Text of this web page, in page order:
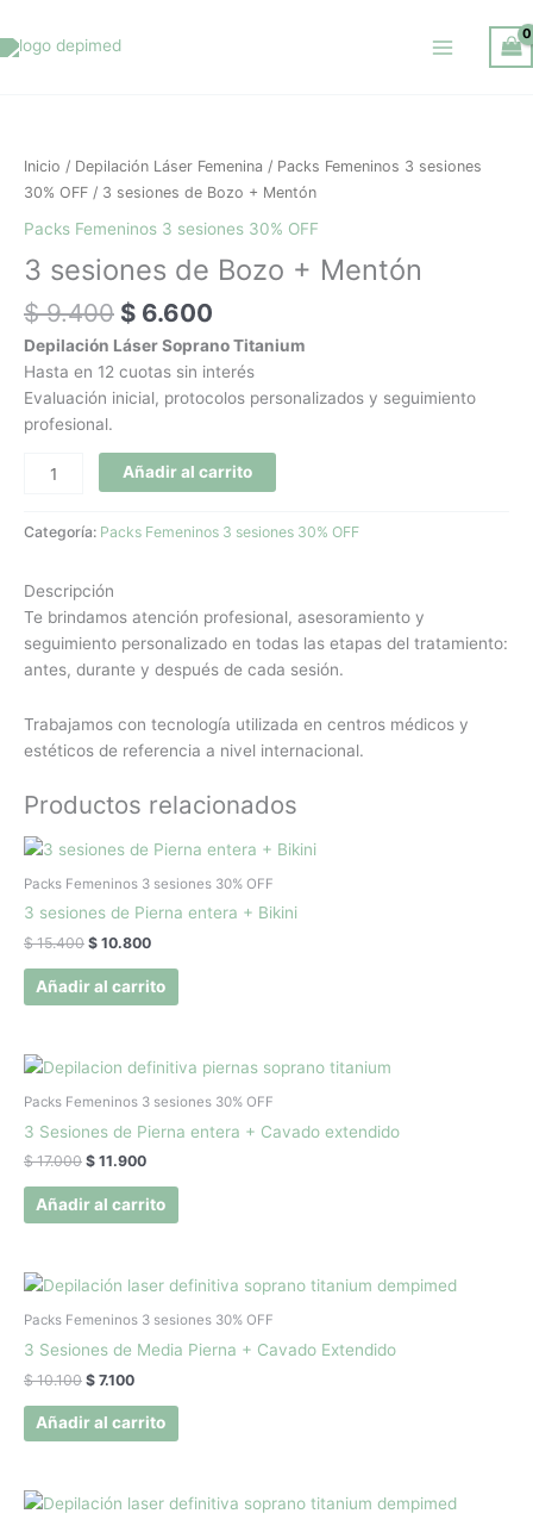
al
Inicio / Depilación Láser Femenina / Packs Femeninos 3 sesiones
30% OFF / 3 sesiones de Bozo + Mentón
Packs Femeninos 3 sesiones 30% OFF
3 sesiones de Bozo + Mentón
$9.400
original
era:
$ 6.600
actual
es:
Depilación Láser Soprano Titanium
Hasta en 12 cuotas sin interés
Evaluación inicial, protocolos personalizados y seguimiento
profesional.
de
Bozo
Mentón
cantidad
Añadir al carrito
Categoría: Packs Femeninos 3 sesiones 30% OFF
Descripción
Te brindamos atención profesional, asesoramiento y
seguimiento personalizado en todas las etapas del tratamiento:
antes, durante y después de cada sesión.
Trabajamos con tecnología utilizada en centros médicos y
estéticos de referencia a nivel internacional.
Productos relacionados
Packs Femeninos 3 sesiones 30% OFF
3 sesiones de Pierna entera + Bikini
$15.400
El
original
$ 15.400.
$ 10.800
El
actual
$ 10.800.
Añadir al carrito
Packs Femeninos 3 sesiones 30% OFF
3 Sesiones de Pierna entera + Cavado extendido
$17.000
El
original
$ 17.000.
$ 11.900
El
actual
$ 11.900.
Añadir al carrito
Packs Femeninos 3 sesiones 30% OFF
3 Sesiones de Media Pierna + Cavado Extendido
$10.100
El
original
$ 10.100.
$ 7.100
El
actual
$ 7.100.
Añadir al carrito
El
El